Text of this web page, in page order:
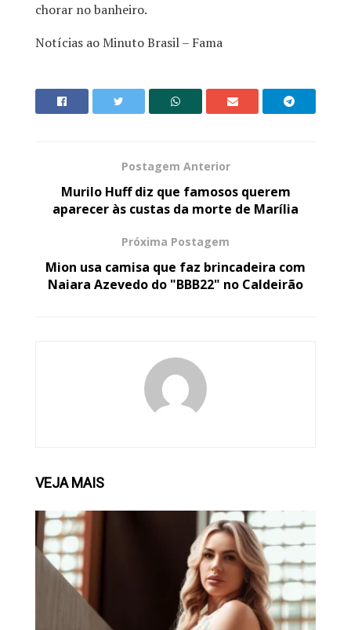
chorar no banheiro.
Notícias ao Minuto Brasil – Fama
Postagem Anterior
Murilo Huff diz que famosos querem
aparecer às custas da morte de Marília
Próxima Postagem
Mion usa camisa que faz brincadeira com
Naiara Azevedo do "BBB22" no Caldeirão
VEJAMAIS